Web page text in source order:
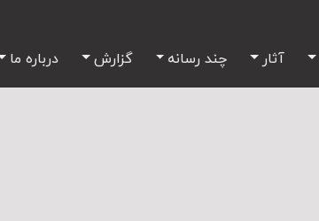
آثار چند رسانه گزارش درباره ما